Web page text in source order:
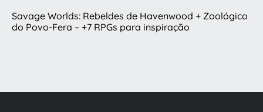
Savage Worlds: Rebeldes de Havenwood + Zoológico
do Povo-Fera – +7 RPGs para inspiração